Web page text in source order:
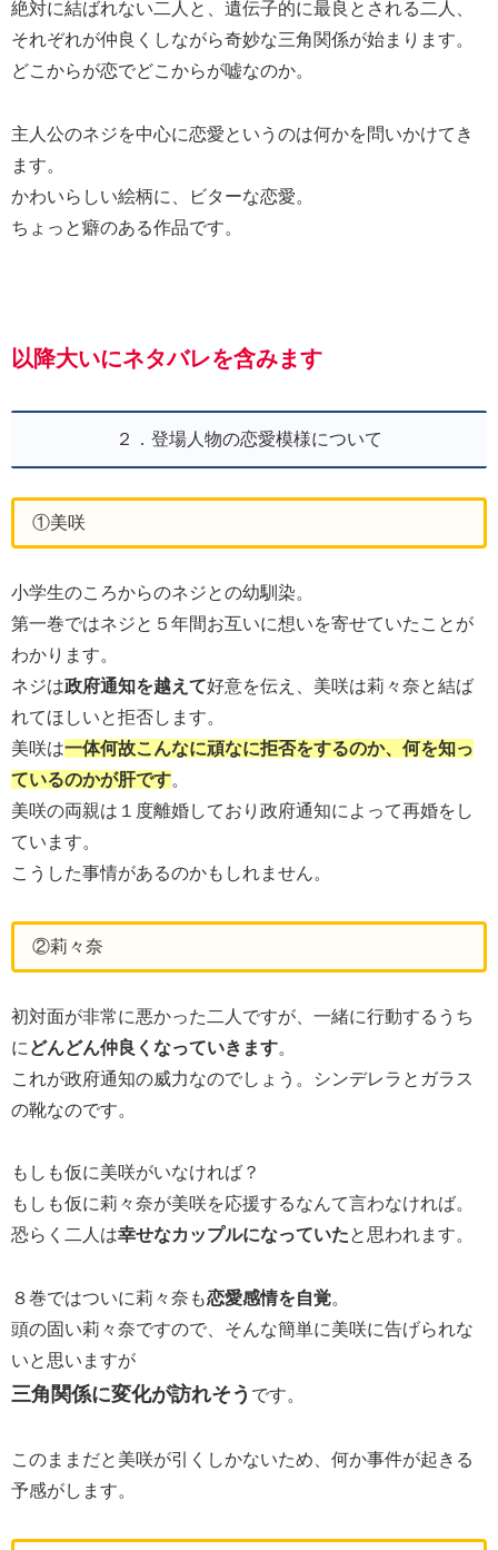
絶対に結ばれない二人と、遺伝子的に最良とされる二人、
それぞれが仲良くしながら奇妙な三角関係が始まります。
どこからが恋でどこからが嘘なのか。
主人公のネジを中心に恋愛というのは何かを問いかけてき
ます。
かわいらしい絵柄に、ビターな恋愛。
ちょっと癖のある作品です。
以降大いにネタバレを含みます
２．登場人物の恋愛模様について
①美咲
小学生のころからのネジとの幼馴染。
第一巻ではネジと５年間お互いに想いを寄せていたことが
わかります。
ネジは政府通知を越えて好意を伝え、美咲は莉々奈と結ば
れてほしいと拒否します。
美咲は一体何故こんなに頑なに拒否をするのか、何を知っ
ているのかが肝です。
美咲の両親は１度離婚しており政府通知によって再婚をし
ています。
こうした事情があるのかもしれません。
②莉々奈
初対面が非常に悪かった二人ですが、一緒に行動するうち
に どんどん仲良くなっていきます。
これが政府通知の威力なのでしょう。シンデレラとガラス
の靴なのです。
もしも仮に美咲がいなければ？
もしも仮に莉々奈が美咲を応援するなんて言わなければ。
恐らく二人は幸せなカップルになっていたと思われます。
８巻ではついに莉々奈も恋愛感情を自覚。
頭の固い莉々奈ですので、そんな簡単に美咲に告げられな
いと思いますが
三角関係に変化が訪れそう です。
このままだと美咲が引くしかないため、何か事件が起きる
予感がします。